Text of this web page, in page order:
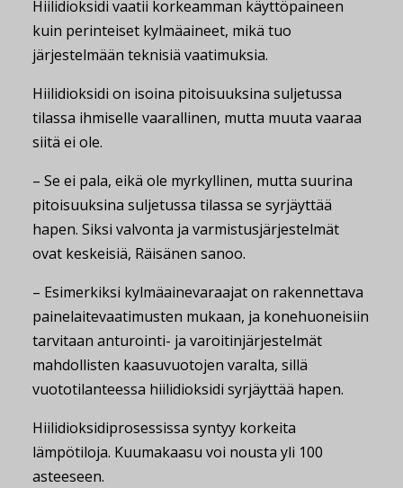
Hiilidioksidi vaatii korkeamman käyttöpaineen
kuin perinteiset kylmäaineet, mikä tuo
järjestelmään teknisiä vaatimuksia.
Hiilidioksidi on isoina pitoisuuksina suljetussa
tilassa ihmiselle vaarallinen, mutta muuta vaaraa
siitä ei ole.
– Se ei pala, eikä ole myrkyllinen, mutta suurina
pitoisuuksina suljetussa tilassa se syrjäyttää
hapen. Siksi valvonta ja varmistusjärjestelmät
ovat keskeisiä, Räisänen sanoo.
– Esimerkiksi kylmäainevaraajat on rakennettava
painelaitevaatimusten mukaan, ja konehuoneisiin
tarvitaan anturointi- ja varoitinjärjestelmät
mahdollisten kaasuvuotojen varalta, sillä
vuototilanteessa hiilidioksidi syrjäyttää hapen.
Hiilidioksidiprosessissa syntyy korkeita
lämpötiloja. Kuumakaasu voi nousta yli 100
asteeseen.